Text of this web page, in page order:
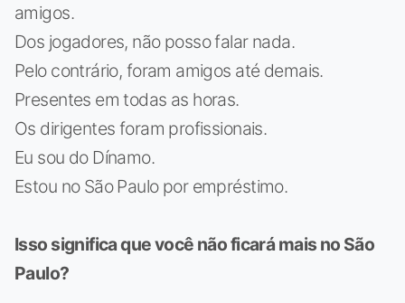
amigos.
Dos jogadores, não posso falar nada.
Pelo contrário, foram amigos até demais.
Presentes em todas as horas.
Os dirigentes foram profissionais.
Eu sou do Dínamo.
Estou no São Paulo por empréstimo.
Isso significa que você não ficará mais no São
Paulo?